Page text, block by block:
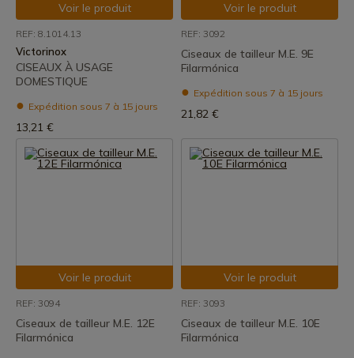
Voir le produit
REF: 8.1014.13
Victorinox
CISEAUX À USAGE
DOMESTIQUE
Expédition sous 7 à 15 jours
13,21 €
Voir le produit
REF: 3092
Ciseaux de tailleur M.E. 9E
Filarmónica
Expédition sous 7 à 15 jours
21,82 €
Voir le produit
REF: 3094
Ciseaux de tailleur M.E. 12E
Filarmónica
Voir le produit
REF: 3093
Ciseaux de tailleur M.E. 10E
Filarmónica